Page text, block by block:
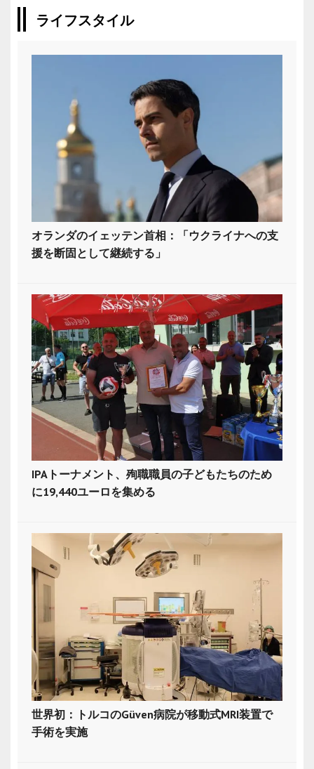
ライフスタイル
オランダのイェッテン首相：「ウクライナへの支
援を断固として継続する」
IPAトーナメント、殉職職員の子どもたちのため
に19,440ユーロを集める
世界初：トルコのGüven病院が移動式MRI装置で
手術を実施